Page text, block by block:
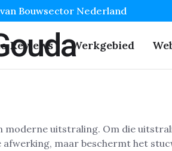
Bouwsector Nederland
Reviews Werkgebied
uitstraling. Om die
maar beschermt het